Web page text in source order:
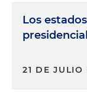
Los
21 DE JULIO